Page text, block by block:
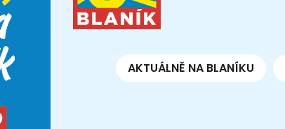
AKTUÁLNĚ NA BLANÍKU